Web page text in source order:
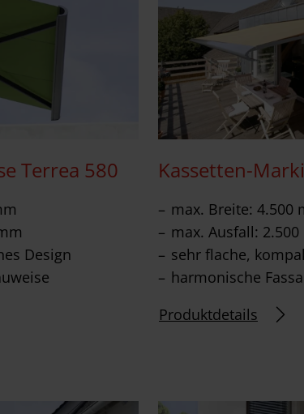
Terrea 580
Design
Kassetten-
max. Breite: 4.500
max. Ausfall: 2.500
sehr flache,
harmonische
Produktdetails